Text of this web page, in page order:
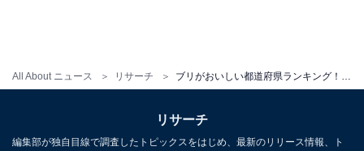
All About ニュース リサーチ
リサーチ
編集部が独自目線で調査したトピックスをはじめ、最新のリリース情報、ト